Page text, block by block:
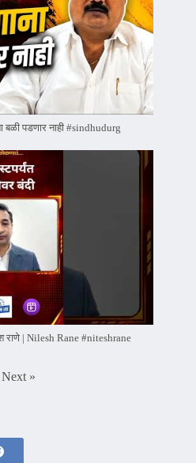
बळी पडणार नाही #sindhudurg
राणे | Nilesh Rane #niteshrane
Next »